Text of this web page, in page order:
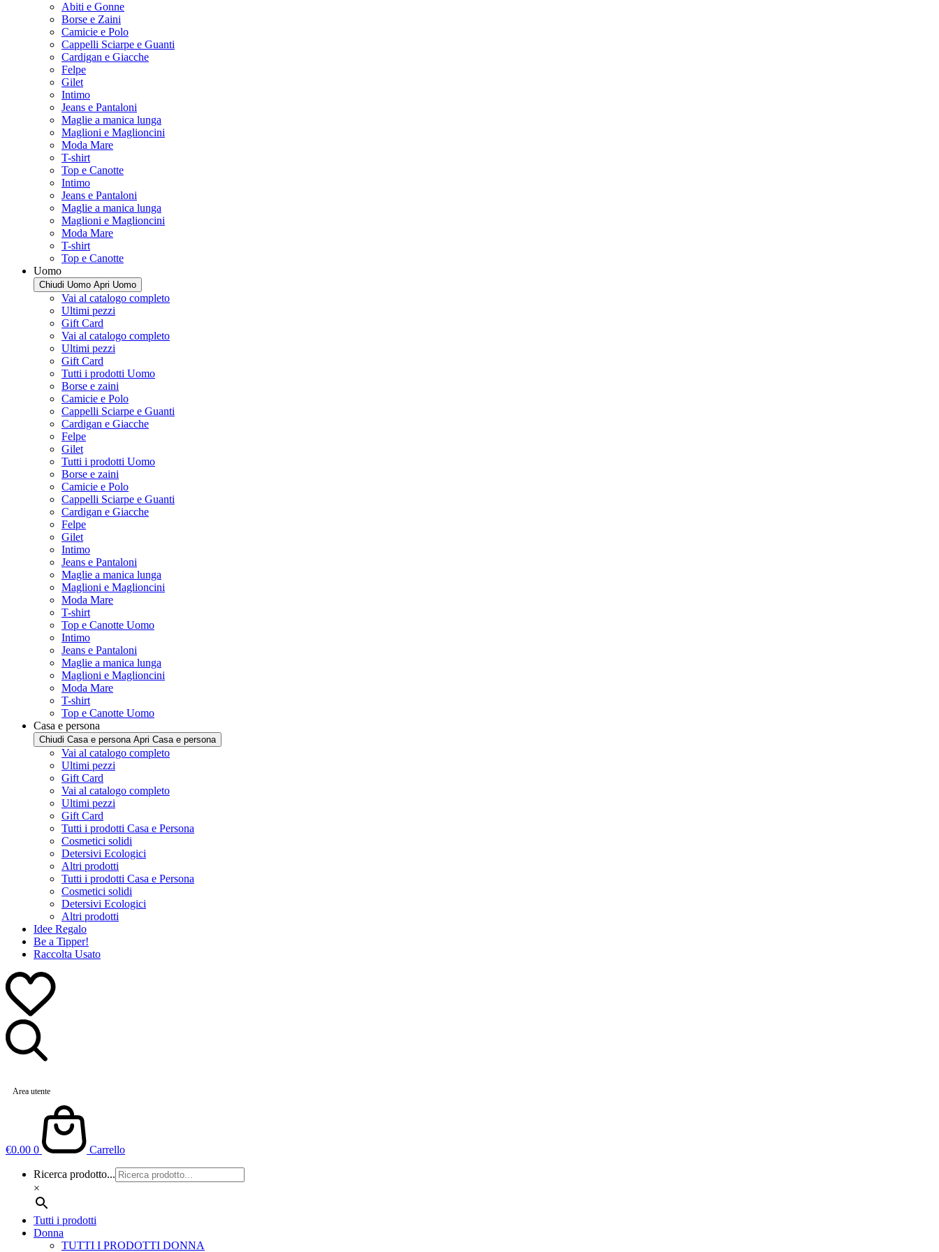
Abiti e Gonne
Borse e Zaini
Camicie e Polo
Cappelli Sciarpe e Guanti
Cardigan e Giacche
Felpe
Gilet
Intimo
Jeans e Pantaloni
Maglie a manica lunga
Maglioni e Maglioncini
Moda Mare
T-shirt
Top e Canotte
Intimo
Jeans e Pantaloni
Maglie a manica lunga
Maglioni e Maglioncini
Moda Mare
T-shirt
Top e Canotte
Uomo
Chiudi Uomo Apri Uomo
Vai al catalogo completo
Ultimi pezzi
Gift Card
Vai al catalogo completo
Ultimi pezzi
Gift Card
Tutti i prodotti Uomo
Borse e zaini
Camicie e Polo
Cappelli Sciarpe e Guanti
Cardigan e Giacche
Felpe
Gilet
Tutti i prodotti Uomo
Borse e zaini
Camicie e Polo
Cappelli Sciarpe e Guanti
Cardigan e Giacche
Felpe
Gilet
Intimo
Jeans e Pantaloni
Maglie a manica lunga
Maglioni e Maglioncini
Moda Mare
T-shirt
Top e Canotte Uomo
Intimo
Jeans e Pantaloni
Maglie a manica lunga
Maglioni e Maglioncini
Moda Mare
T-shirt
Top e Canotte Uomo
Casa e persona
Chiudi Casa e persona Apri Casa e persona
Vai al catalogo completo
Ultimi pezzi
Gift Card
Vai al catalogo completo
Ultimi pezzi
Gift Card
Tutti i prodotti Casa e Persona
Cosmetici solidi
Detersivi Ecologici
Altri prodotti
Tutti i prodotti Casa e Persona
Cosmetici solidi
Detersivi Ecologici
Altri prodotti
Idee Regalo
Be a Tipper!
Raccolta Usato
Area utente
€0.00 0 Carrello
Ricerca prodotto...
×
Tutti i prodotti
Donna
TUTTI I PRODOTTI DONNA